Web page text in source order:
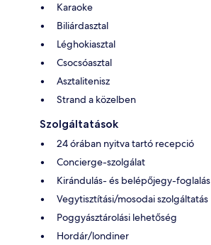
Karaoke
Biliárdasztal
Léghokiasztal
Csocsóasztal
Asztalitenisz
Strand a közelben
Szolgáltatások
24 órában nyitva tartó recepció
Concierge-szolgálat
Kirándulás- és belépőjegy-foglalás
Vegytisztítási/mosodai szolgáltatás
Poggyásztárolási lehetőség
Hordár/londiner